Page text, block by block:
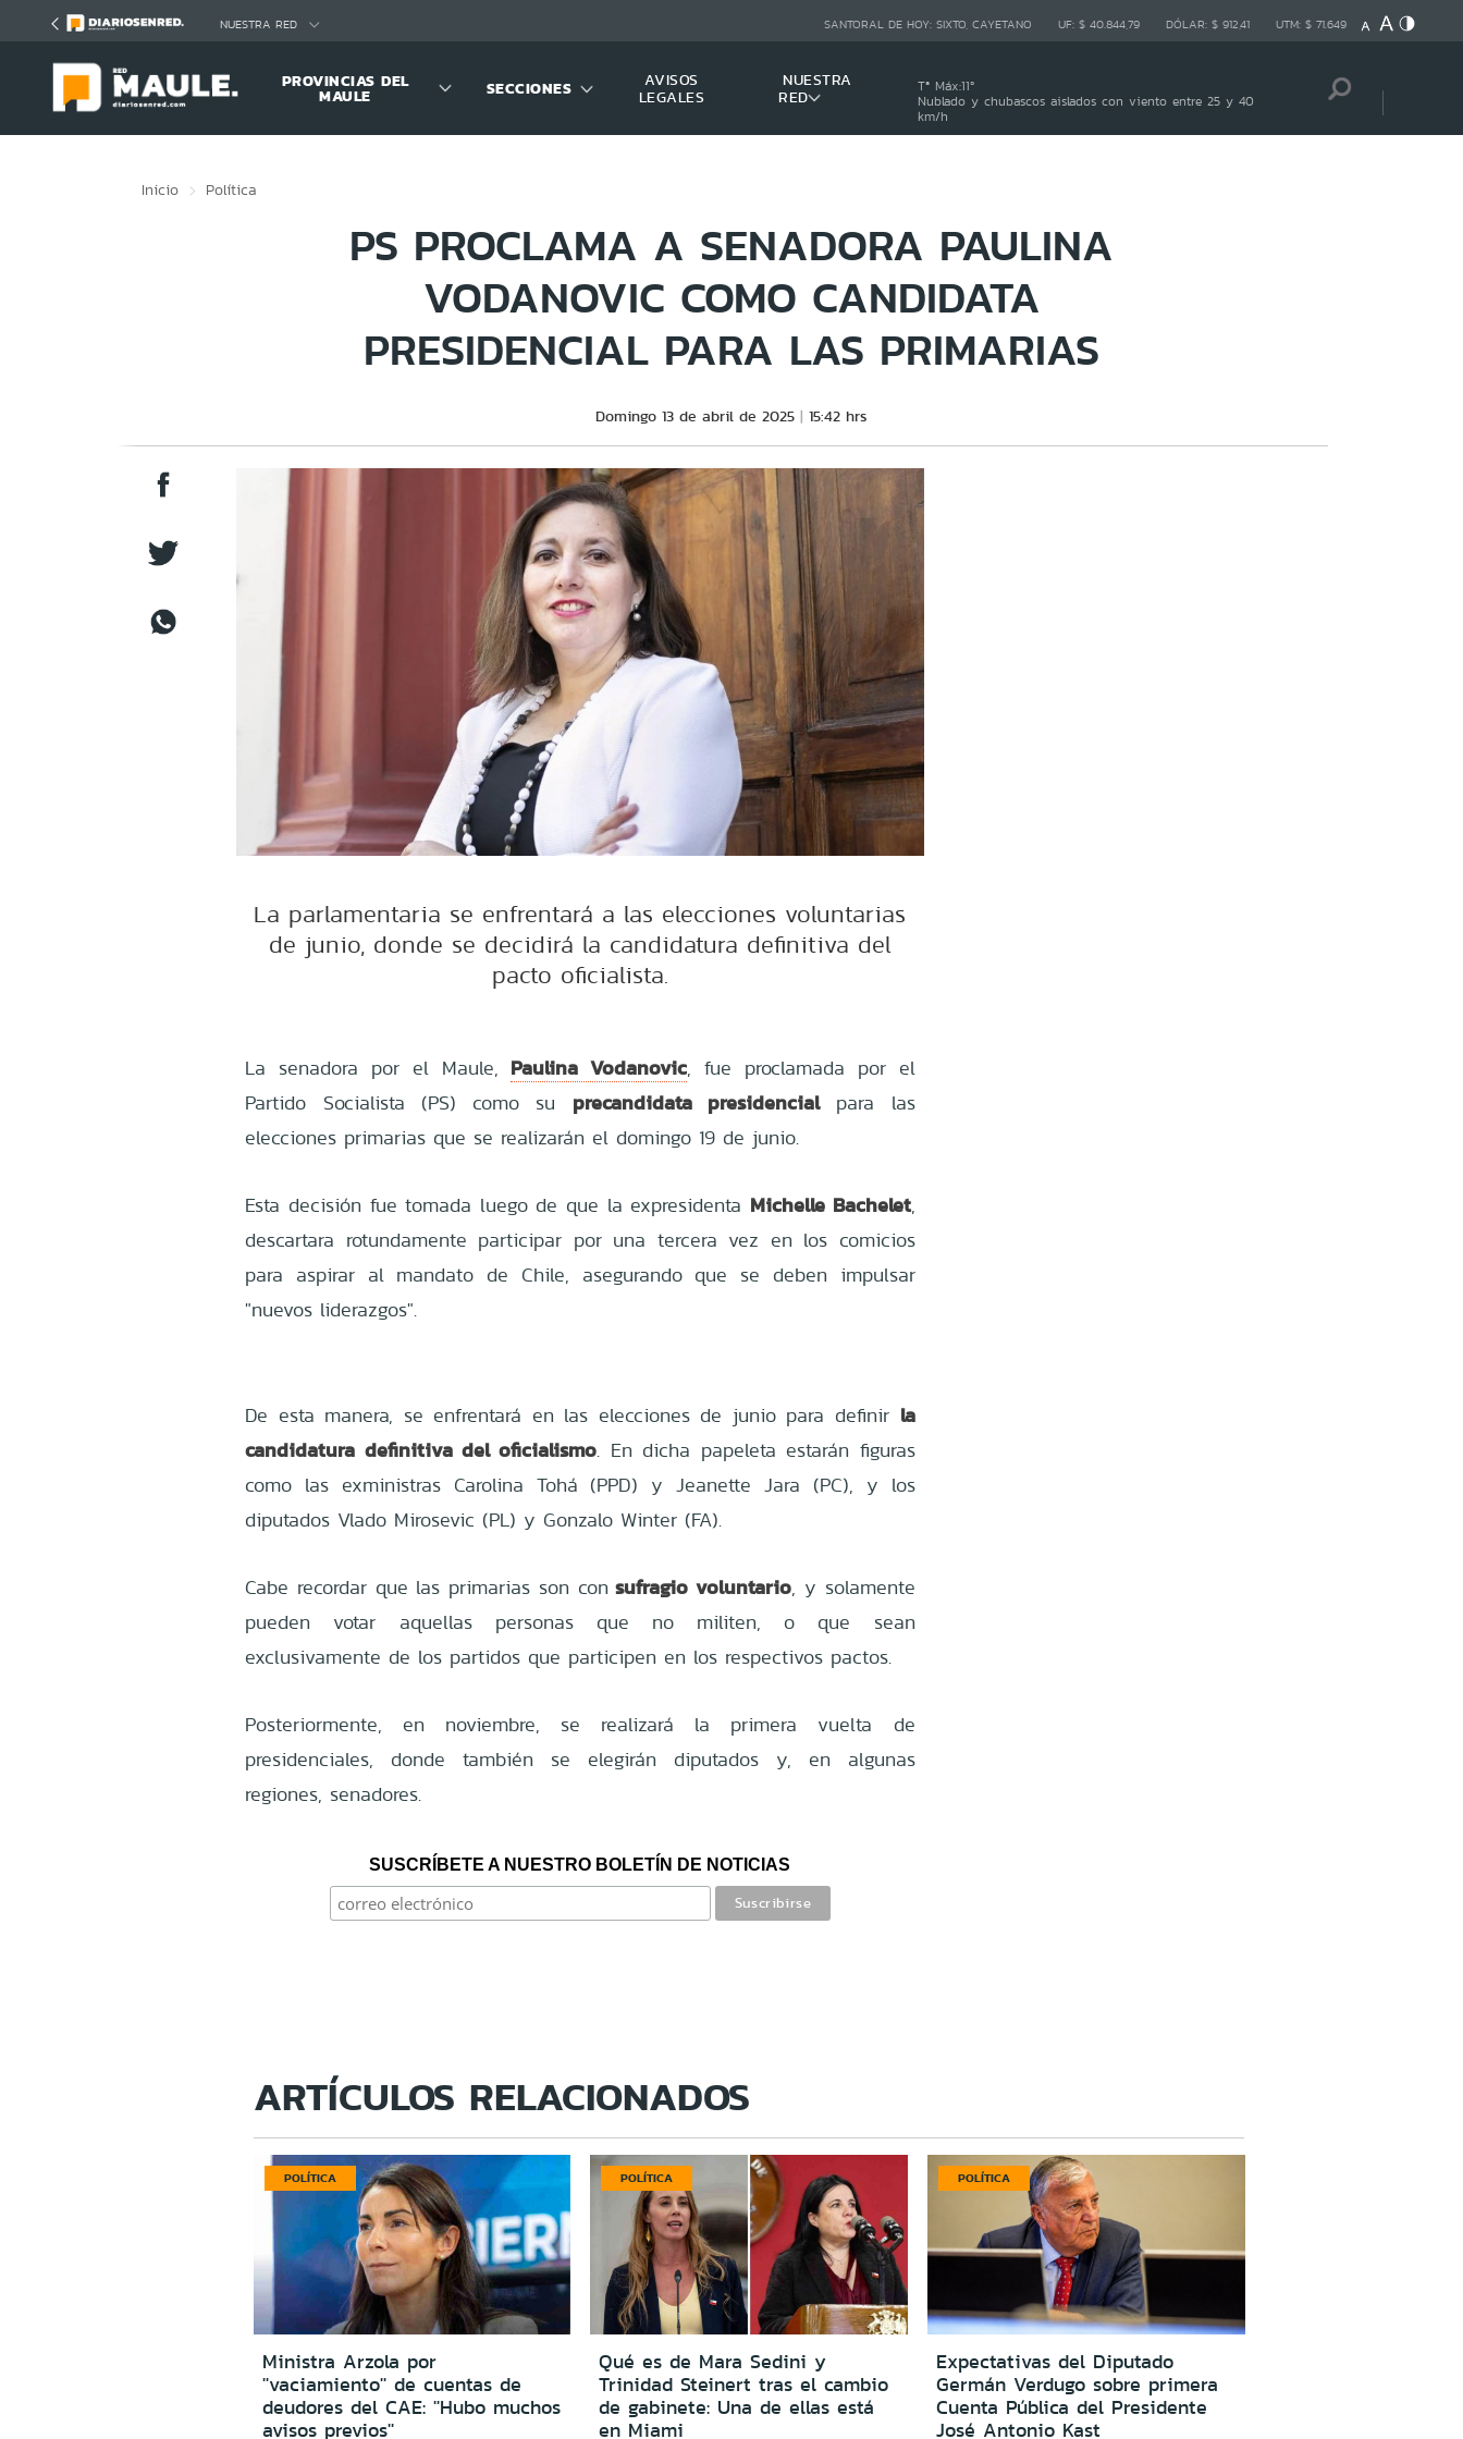
NUESTRA RED SANTORAL DE HOY: SIXTO, CAYETANO UF: $ 40.844,79 DÓLAR: $ 912,41 UTM: $ 71.649
PROVINCIAS DEL
MAULE SECCIONES
AVISOS
LEGALES
NUESTRA
RED
Tª Máx:11º
Nublado y chubascos aislados con viento entre 25 y 40
km/h
Inicio Política
PS PROCLAMA A SENADORA PAULINA
VODANOVIC COMO CANDIDATA
PRESIDENCIAL PARA LAS PRIMARIAS
Domingo 13 de abril de 2025 15:42 hrs
La parlamentaria se enfrentará a las elecciones voluntarias
de junio, donde se decidirá la candidatura definitiva del
pacto oficialista.
La senadora por el Maule, Paulina Vodanovic, fue proclamada por el
Partido Socialista (PS) como su precandidata presidencialpara las
elecciones primarias que se realizarán el domingo 19 de junio.
Esta decisión fue tomada luego de que la expresidenta Michelle Bachelet,
descartara rotundamente participar por una tercera vez en los comicios
para aspirar al mandato de Chile, asegurando que se deben impulsar
"nuevos liderazgos".
De esta manera, se enfrentará en las elecciones de junio para definir la
candidatura definitiva del oficialismo. En dicha papeleta estarán figuras
como las exministras Carolina Tohá (PPD) y Jeanette Jara (PC), y los
diputados Vlado Mirosevic (PL) y Gonzalo Winter (FA).
Cabe recordar que las primarias son con sufragio voluntario, y solamente
pueden votar aquellas personas que no militen, o que sean
exclusivamente de los partidos que participen en los respectivos pactos.
Posteriormente, en noviembre, se realizará la primera vuelta de
presidenciales, donde también se elegirán diputados y, en algunas
regiones, senadores.
SUSCRÍBETE A NUESTRO BOLETÍN DE NOTICIAS
ARTÍCULOS RELACIONADOS
POLÍTICA
Ministra Arzola por
''vaciamiento'' de cuentas de
deudores del CAE: ''Hubo muchos
avisos previos''
POLÍTICA
Qué es de Mara Sedini y
Trinidad Steinert tras el cambio
de gabinete: Una de ellas está
en Miami
POLÍTICA
Expectativas del Diputado
Germán Verdugo sobre primera
Cuenta Pública del Presidente
José Antonio Kast